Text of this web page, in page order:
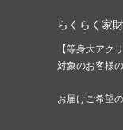
らくらく家
【等身大アク
対象のお客様
お届けご希望